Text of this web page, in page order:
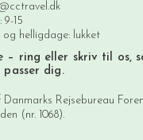
15
helligdage: lukket
– ring eller skriv til os,
passer dig.
Rejsebureau
(nr. 1068).